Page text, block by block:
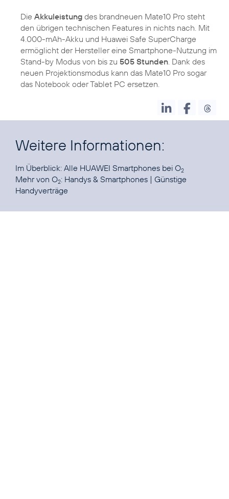
Die Akkuleistung des brandneuen Mate10 Pro steht
den übrigen technischen Features in nichts nach. Mit
4.000-mAh-Akku und Huawei Safe SuperCharge
ermöglicht der Hersteller eine Smartphone-Nutzung im
Stand-by Modus von bis zu 505 Stunden. Dank des
neuen Projektionsmodus kann das Mate10 Pro sogar
das Notebook oder Tablet PC ersetzen.
Weitere Informationen:
Im Überblick: Alle HUAWEI Smartphones bei O2
Mehr von O2: Handys & Smartphones | Günstige
Handyverträge